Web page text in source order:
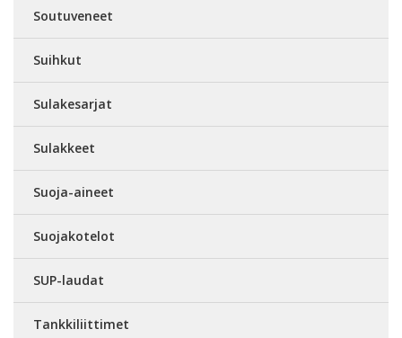
Soutuveneet
Suihkut
Sulakesarjat
Sulakkeet
Suoja-aineet
Suojakotelot
SUP-laudat
Tankkiliittimet